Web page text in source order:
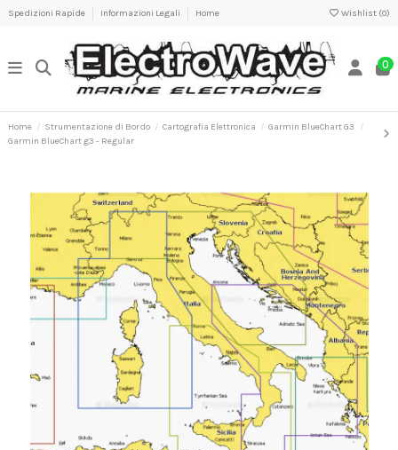
Spedizioni Rapide Informazioni Legali Home Wishlist (0)
0
Home Strumentazione di Bordo Cartografia Elettronica
Garmin BlueChart G3
Garmin BlueChart g3 - Regular